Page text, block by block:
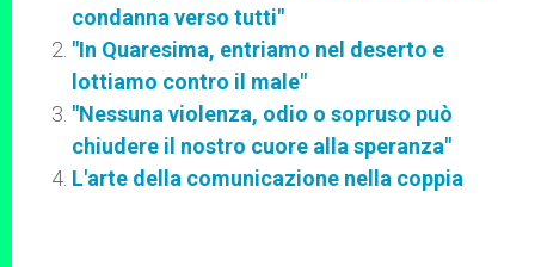
condanna verso tutti"
"In Quaresima, entriamo nel deserto e
lottiamo contro il male"
"Nessuna violenza, odio o sopruso può
chiudere il nostro cuore alla speranza"
L'arte della comunicazione nella coppia